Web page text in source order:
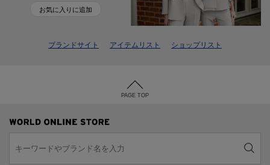
お気に入りに追加
ブランドサイト アイテムリスト ショップリスト
PAGE TOP